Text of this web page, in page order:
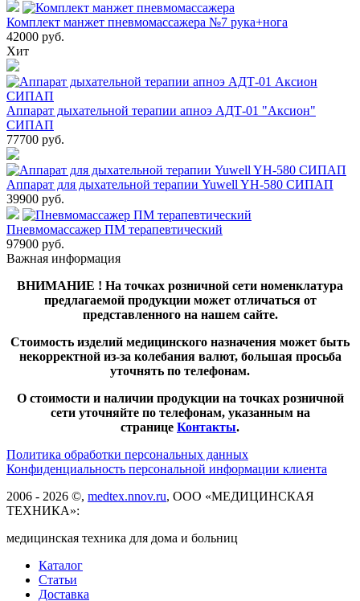
Комплект манжет пневмомассажера №7 рука+нога
42000 руб.
Хит
Аппарат дыхательной терапии апноэ АДТ-01 "Аксион"
СИПАП
77700 руб.
Аппарат для дыхательной терапии Yuwell YH-580 СИПАП
39900 руб.
Пневмомассажер ПМ терапевтический
97900 руб.
Важная информация
ВНИМАНИЕ ! На точках розничной сети номенклатура
предлагаемой продукции может отличаться от
представленного на нашем сайте.
Стоимость изделий медицинского назначения может быть
некорректной из-за колебания валют, большая просьба
уточнять по телефонам.
О стоимости и наличии продукции на точках розничной
сети уточняйте по телефонам, указанным на
странице Контакты.
Политика обработки персональных данных
Конфиденциальность персональной информации клиента
2006 - 2026 ©, medtex.nnov.ru, ООО «МЕДИЦИНСКАЯ
ТЕХНИКА»:
медицинская техника для дома и больниц
Каталог
Статьи
Доставка